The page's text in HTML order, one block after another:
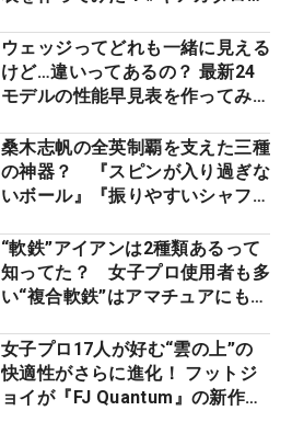
ウェッジってどれも一緒に見える
けど…違いってあるの？ 最新24
モデルの性能早見表を作ってみ
桑木志帆の全英制覇を支えた三種
の神器？ 『スピンが入り過ぎな
いボール』『振りやすいシャフ
ー』 #女子プロセッティング
“軟鉄”アイアンは2種類あるって
知ってた？ 女子プロ使用者も多
い“複合軟鉄”はアマチュアにもオ
女子プロ17人が好む“雲の上”の
快適性がさらに進化！ フットジ
ョイが『FJ Quantum』の新作を